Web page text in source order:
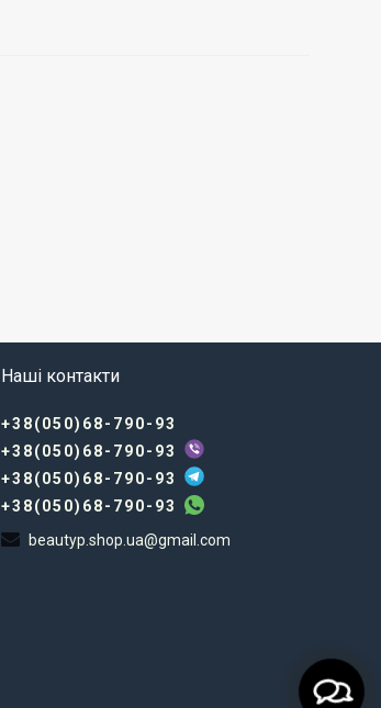
Наші контакти
+38(050)68-790-93
+38(050)68-790-93
+38(050)68-790-93
+38(050)68-790-93
beautyp.shop.ua@gmail.com